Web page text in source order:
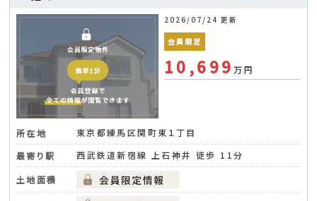
2026/07/24 更新
会員限定
10,699万円
所在地
東京都練馬区関町東１丁目
最寄り駅
西武鉄道新宿線 上石神井 徒歩 11分
土地面積